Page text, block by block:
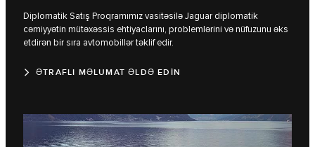
Diplomatik Satış Proqramımız vasitəsilə Jaguar diplomatik
cəmiyyətin mütəxəssis ehtiyaclarını, problemlərini və nüfuzunu əks
etdirən bir sıra avtomobillər təklif edir.
ƏTRAFLI MƏLUMAT ƏLDƏ EDİN